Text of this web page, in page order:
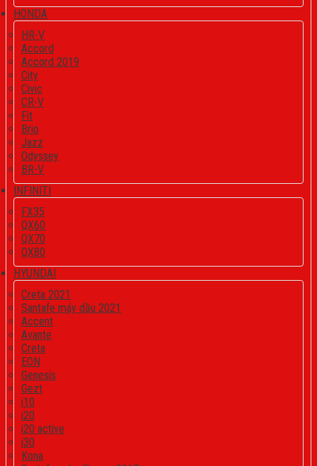
HONDA
HR-V
Accord
Accord 2019
City
Civic
CR-V
Fit
Brio
Jazz
Odyssey
BR-V
INFINITI
FX35
QX60
QX70
QX80
HYUNDAI
Creta 2021
Santafe máy dầu 2021
Accent
Avante
Creta
EON
Genesis
Gezt
i10
i20
i20 active
i30
Kona